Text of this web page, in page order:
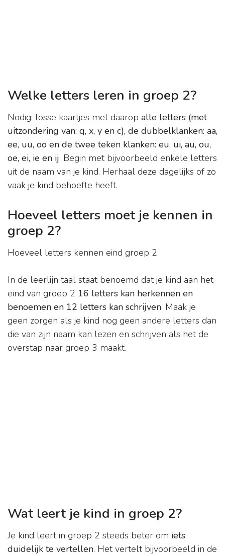
Welke letters leren in groep 2?
Nodig: losse kaartjes met daarop alle letters (met
uitzondering van: q, x, y en c), de dubbelklanken: aa,
ee, uu, oo en de twee teken klanken: eu, ui, au, ou,
oe, ei, ie en ij. Begin met bijvoorbeeld enkele letters
uit de naam van je kind. Herhaal deze dagelijks of zo
vaak je kind behoefte heeft.
Hoeveel letters moet je kennen in
groep 2?
Hoeveel letters kennen eind groep 2
In de leerlijn taal staat benoemd dat je kind aan het
eind van groep 2 16 letters kan herkennen en
benoemen en 12 letters kan schrijven. Maak je
geen zorgen als je kind nog geen andere letters dan
die van zijn naam kan lezen en schrijven als het de
overstap naar groep 3 maakt.
Wat leert je kind in groep 2?
Je kind leert in groep 2 steeds beter om iets
duidelijk te vertellen. Het vertelt bijvoorbeeld in de